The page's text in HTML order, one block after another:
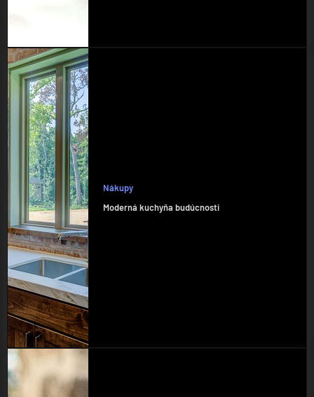
Nákupy
Moderná kuchyňa budúcnosti